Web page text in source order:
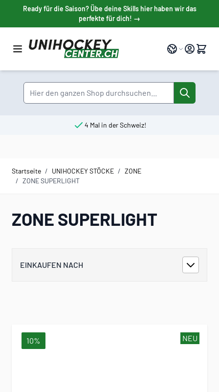
Direkt zum Inhalt
Ready für die Saison? Übe deine Skills hier haben wir das
perfekte für dich! →
Sprache
Suche
4 Mal in der Schweiz!
Startseite / UNIHOCKEY STÖCKE / ZONE
/ ZONE SUPERLIGHT
ZONE SUPERLIGHT
EINKAUFEN NACH
NEU
10%